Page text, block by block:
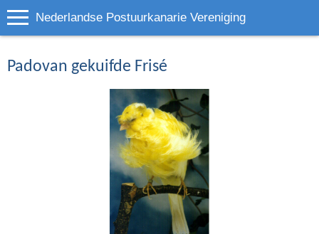
Nederlandse Postuurkanarie Vereniging
Padovan gekuifde Frisé